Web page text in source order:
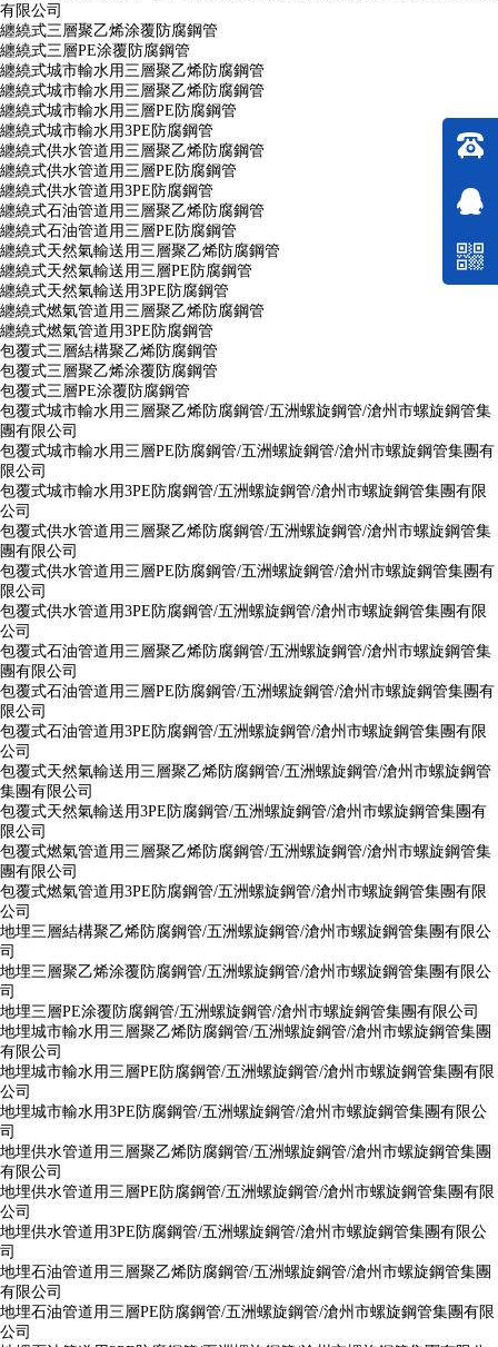
有限公司
纏繞式三層聚乙烯涂覆防腐鋼管
纏繞式三層PE涂覆防腐鋼管
纏繞式城市輸水用三層聚乙烯防腐鋼管
纏繞式城市輸水用三層聚乙烯防腐鋼管
纏繞式城市輸水用三層PE防腐鋼管
纏繞式城市輸水用3PE防腐鋼管
纏繞式供水管道用三層聚乙烯防腐鋼管
纏繞式供水管道用三層PE防腐鋼管
纏繞式供水管道用3PE防腐鋼管
纏繞式石油管道用三層聚乙烯防腐鋼管
纏繞式石油管道用三層PE防腐鋼管
纏繞式天然氣輸送用三層聚乙烯防腐鋼管
纏繞式天然氣輸送用三層PE防腐鋼管
纏繞式天然氣輸送用3PE防腐鋼管
纏繞式燃氣管道用三層聚乙烯防腐鋼管
纏繞式燃氣管道用3PE防腐鋼管
包覆式三層結構聚乙烯防腐鋼管
包覆式三層聚乙烯涂覆防腐鋼管
包覆式三層PE涂覆防腐鋼管
包覆式城市輸水用三層聚乙烯防腐鋼管/五洲螺旋鋼管/滄州市螺旋鋼管集
團有限公司
包覆式城市輸水用三層PE防腐鋼管/五洲螺旋鋼管/滄州市螺旋鋼管集團有
限公司
包覆式城市輸水用3PE防腐鋼管/五洲螺旋鋼管/滄州市螺旋鋼管集團有限
公司
包覆式供水管道用三層聚乙烯防腐鋼管/五洲螺旋鋼管/滄州市螺旋鋼管集
團有限公司
包覆式供水管道用三層PE防腐鋼管/五洲螺旋鋼管/滄州市螺旋鋼管集團有
限公司
包覆式供水管道用3PE防腐鋼管/五洲螺旋鋼管/滄州市螺旋鋼管集團有限
公司
包覆式石油管道用三層聚乙烯防腐鋼管/五洲螺旋鋼管/滄州市螺旋鋼管集
團有限公司
包覆式石油管道用三層PE防腐鋼管/五洲螺旋鋼管/滄州市螺旋鋼管集團有
限公司
包覆式石油管道用3PE防腐鋼管/五洲螺旋鋼管/滄州市螺旋鋼管集團有限
公司
包覆式天然氣輸送用三層聚乙烯防腐鋼管/五洲螺旋鋼管/滄州市螺旋鋼管
集團有限公司
包覆式天然氣輸送用3PE防腐鋼管/五洲螺旋鋼管/滄州市螺旋鋼管集團有
限公司
包覆式燃氣管道用三層聚乙烯防腐鋼管/五洲螺旋鋼管/滄州市螺旋鋼管集
團有限公司
包覆式燃氣管道用3PE防腐鋼管/五洲螺旋鋼管/滄州市螺旋鋼管集團有限
公司
地埋三層結構聚乙烯防腐鋼管/五洲螺旋鋼管/滄州市螺旋鋼管集團有限公
司
地埋三層聚乙烯涂覆防腐鋼管/五洲螺旋鋼管/滄州市螺旋鋼管集團有限公
司
地埋三層PE涂覆防腐鋼管/五洲螺旋鋼管/滄州市螺旋鋼管集團有限公司
地埋城市輸水用三層聚乙烯防腐鋼管/五洲螺旋鋼管/滄州市螺旋鋼管集團
有限公司
地埋城市輸水用三層PE防腐鋼管/五洲螺旋鋼管/滄州市螺旋鋼管集團有限
公司
地埋城市輸水用3PE防腐鋼管/五洲螺旋鋼管/滄州市螺旋鋼管集團有限公
司
地埋供水管道用三層聚乙烯防腐鋼管/五洲螺旋鋼管/滄州市螺旋鋼管集團
有限公司
地埋供水管道用三層PE防腐鋼管/五洲螺旋鋼管/滄州市螺旋鋼管集團有限
公司
地埋供水管道用3PE防腐鋼管/五洲螺旋鋼管/滄州市螺旋鋼管集團有限公
司
地埋石油管道用三層聚乙烯防腐鋼管/五洲螺旋鋼管/滄州市螺旋鋼管集團
有限公司
地埋石油管道用三層PE防腐鋼管/五洲螺旋鋼管/滄州市螺旋鋼管集團有限
公司